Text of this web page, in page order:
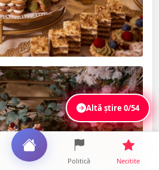
Altă știre0/54
Politică Necitite